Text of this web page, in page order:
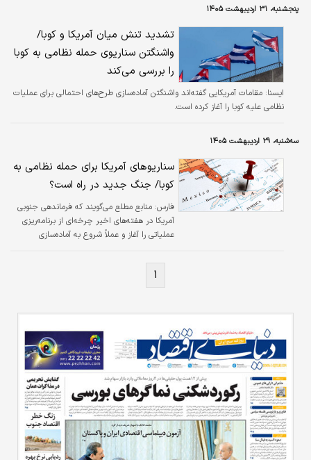
پنجشنبه، ۳۱ اردیبهشت ۱۴۰۵
تشدید تنش میان آمریکا و کوبا/
واشنگتن سناریوی حمله نظامی به کوبا
را بررسی می‌کند
ایسنا: مقامات آمریکایی گفته‌اند واشنگتن آماده‌سازی طرح‌های احتمالی برای عملیات
نظامی علیه کوبا را آغاز کرده است.
سه‌شنبه، ۲۹ اردیبهشت ۱۴۰۵
سناریوهای آمریکا برای حمله نظامی به
کوبا/ جنگ جدید در راه است؟
فارس: منابع مطلع می‌گویند که فرماندهی جنوبی
آمریکا در هفته‌های اخیر چرخه‌ای از برنامه‌ریزی
عملیاتی را آغاز و عملاً شروع به آماده‌سازی
۱